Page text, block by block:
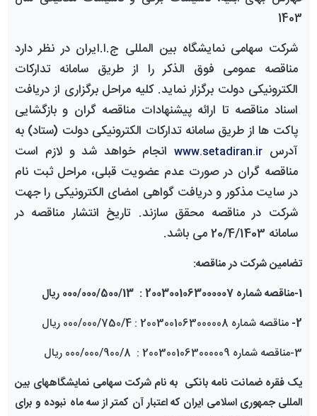
1403
شرکت سهامی نمایشگاه بین المللی ج.ا.ایران در نظر دارد
مناقصه عمومی فوق الذکر را از طریق سامانه تدارکات
الکترونیکی دولت برگزار نماید. کلیه مراحل برگزاری از دریافت
اسناد مناقصهتا ارائه پیشنهادات مناقصهگران و بازگشایی
پاکت ها از طریق سامانه تدارکات الکترونیکی دولت (ستاد) به
آدرسwww.setadiran.ir انجام خواهد شد و لازم است
مناقصه گران در صورت عدم عضویت قبلی، مراحل ثبت نام
در سایت مذکور و دریافت گواهی امضای الکترونیکی را جهت
شرکت درمناقصه محقق سازند. تاریخ انتشار مناقصه در
سامانه 20/4/1403 می باشد.
تضامین شرکت درمناقصه:
1-مناقصه شماره 2003001063000007 : 000/000/500/13 ریال
2- مناقصه شماره 2003001063000008 : 000/000/750/4 ریال
3-مناقصه شماره 2003001063000009 : 000/000/900/8 ریال
یک فقره ضمانت نامه بانکی به نام شرکت سهامی نمایشگاههای بین
المللی جمهوری اسلامی ایران که اعتبار آن کمتر از سه ماه نبوده و برای